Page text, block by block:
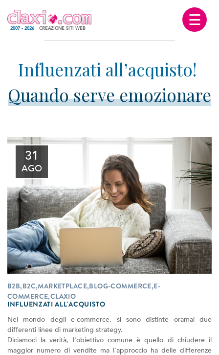
2007 - 2026 CREAZIONE SITI WEB ☰
Quando serve emozionare
31
AGO
B2B,B2C,MARKETPLACE,BLOG-COMMERCE,E-
COMMERCE,CLAXIO
INFLUENZATI ALL'ACQUISTO
Nel mondo degli e-commerce, si sono distinte oramai due
differenti linee di marketing strategy.
Diciamoci la verità, l'obiettivo comune è quello di chiudere il
maggior numero di vendite ma l'approccio ha delle differenze